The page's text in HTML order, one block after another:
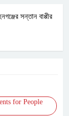
সন্তান বাপ্পীর
for People